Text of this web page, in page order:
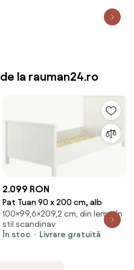
la rauman24.ro
2.099 RON
Pat Tuan 90 x 200 cm, alb
100×99,6×209,2 cm, din lemn, în
stil scandinav
În stoc
Livrare gratuită